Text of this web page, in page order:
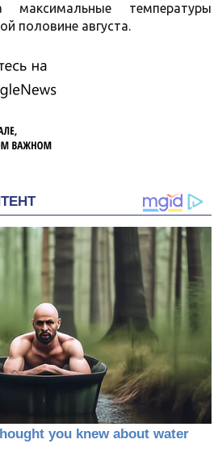
температуры
половине августа.